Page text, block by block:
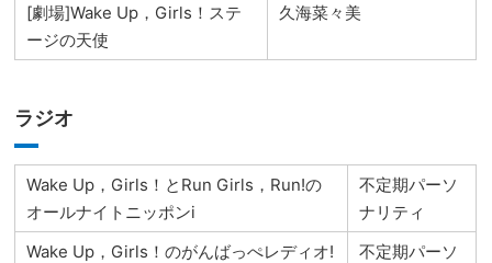
[劇場]Wake Up，Girls！ステ
ージの天使
久海菜々美
ラジオ
Wake Up，Girls！とRun Girls，Run!の
オールナイトニッポンi
不定期パーソ
ナリティ
Wake Up，Girls！のがんばっぺレディオ!
不定期パーソ